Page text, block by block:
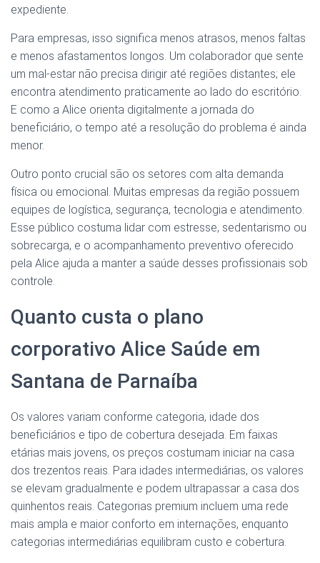
expediente.
Para empresas, isso significa menos atrasos, menos faltas
e menos afastamentos longos. Um colaborador que sente
um mal-estar não precisa dirigir até regiões distantes; ele
encontra atendimento praticamente ao lado do escritório.
E como a Alice orienta digitalmente a jornada do
beneficiário, o tempo até a resolução do problema é ainda
menor.
Outro ponto crucial são os setores com alta demanda
física ou emocional. Muitas empresas da região possuem
equipes de logística, segurança, tecnologia e atendimento.
Esse público costuma lidar com estresse, sedentarismo ou
sobrecarga, e o acompanhamento preventivo oferecido
pela Alice ajuda a manter a saúde desses profissionais sob
controle.
Quanto custa o plano
corporativo Alice Saúde em
Santana de Parnaíba
Os valores variam conforme categoria, idade dos
beneficiários e tipo de cobertura desejada. Em faixas
etárias mais jovens, os preços costumam iniciar na casa
dos trezentos reais. Para idades intermediárias, os valores
se elevam gradualmente e podem ultrapassar a casa dos
quinhentos reais. Categorias premium incluem uma rede
mais ampla e maior conforto em internações, enquanto
categorias intermediárias equilibram custo e cobertura.